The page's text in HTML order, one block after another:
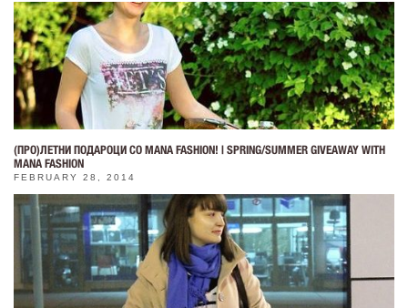
(ПРО)ЛЕТНИ ПОДАРОЦИ СО MANA FASHION! | SPRING/SUMMER GIVEAWAY WITH
MANA FASHION
FEBRUARY 28, 2014